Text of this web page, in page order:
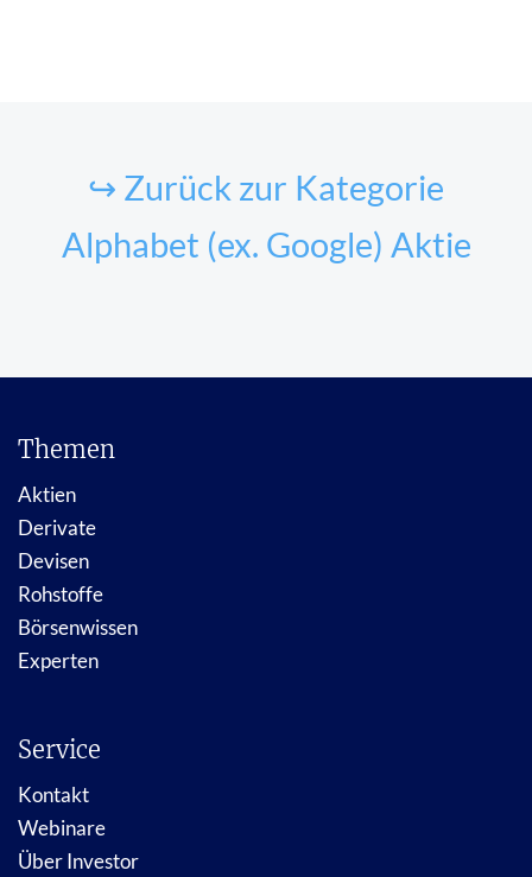
↪ Zurück zur Kategorie
Alphabet (ex. Google) Aktie
Themen
Aktien
Derivate
Devisen
Rohstoffe
Börsenwissen
Experten
Service
Kontakt
Webinare
Über Investor